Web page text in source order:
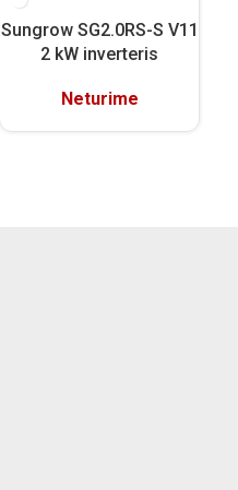
Sungrow SG2.0RS-S V11
2 kW inverteris
Neturime